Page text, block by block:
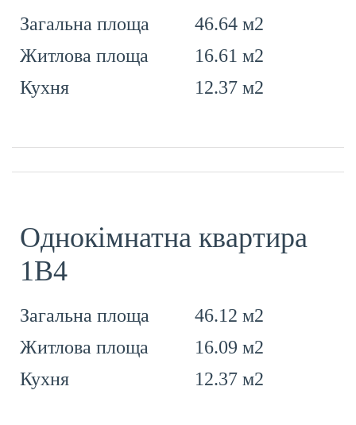
Загальна площа
46.64 м2
Житлова площа
16.61 м2
Кухня
12.37 м2
Однокімнатна квартира
1В4
Загальна площа
46.12 м2
Житлова площа
16.09 м2
Кухня
12.37 м2